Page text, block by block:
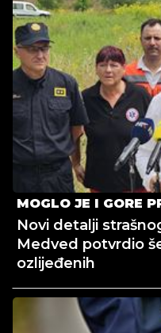
MOGLO JE I GORE
Novi detalji
Medved potvrdio
ozlijeđenih